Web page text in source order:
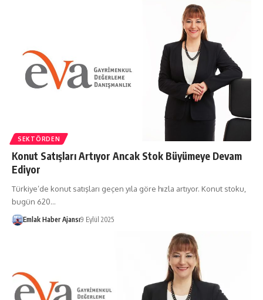
SEKTÖRDEN
Konut Satışları Artıyor Ancak Stok Büyümeye Devam
Ediyor
Türkiye’de konut satışları geçen yıla göre hızla artıyor. Konut stoku,
bugün 620…
Emlak Haber Ajansı9 Eylül 2025